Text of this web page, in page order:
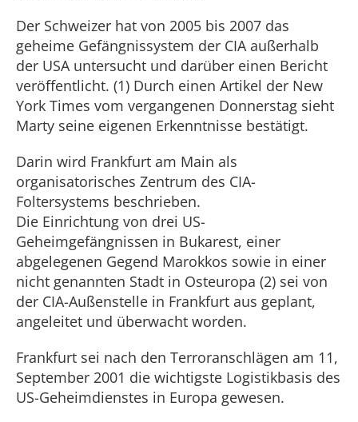
Der Schweizer hat von 2005 bis 2007 das
geheime Gefängnissystem der CIA außerhalb
der USA untersucht und darüber einen Bericht
veröffentlicht. (1) Durch einen Artikel der New
York Times vom vergangenen Donnerstag sieht
Marty seine eigenen Erkenntnisse bestätigt.
Darin wird Frankfurt am Main als
organisatorisches Zentrum des CIA-
Foltersystems beschrieben.
Die Einrichtung von drei US-
Geheimgefängnissen in Bukarest, einer
abgelegenen Gegend Marokkos sowie in einer
nicht genannten Stadt in Osteuropa (2) sei von
der CIA-Außenstelle in Frankfurt aus geplant,
angeleitet und überwacht worden.
Frankfurt sei nach den Terroranschlägen am 11,
September 2001 die wichtigste Logistikbasis des
US-Geheimdienstes in Europa gewesen.